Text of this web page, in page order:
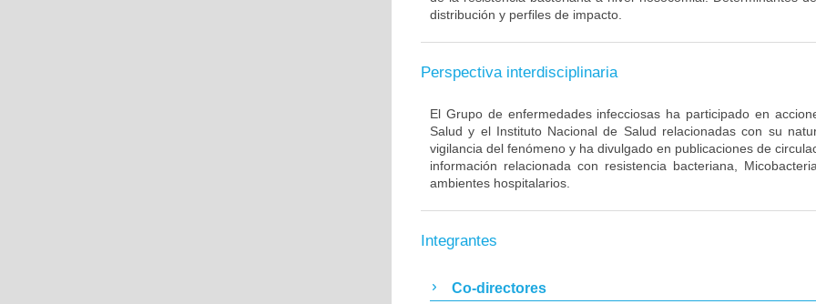
distribución y perfiles de impacto.
Perspectiva interdisciplinaria
El Grupo de enfermedades infecciosas ha participado en
Salud y el Instituto Nacional de Salud relacionadas con su
vigilancia del fenómeno y ha divulgado en publicaciones de
información relacionada con resistencia bacteriana,
ambientes hospitalarios.
Integrantes
Co-directores